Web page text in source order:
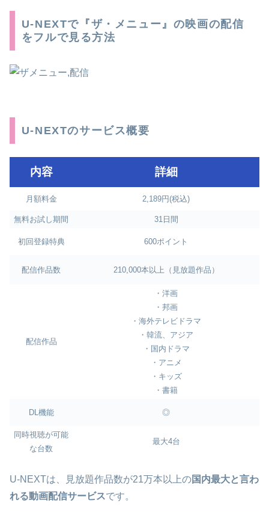
U-NEXTで『ザ・メニュー』の映画の配信
をフルで見る方法
U-NEXTのサービス概要
内容 詳細
月額料金 2,189円(税込)
無料お試し期間 31日間
初回登録特典 600ポイント
配信作品数 210,000本以上（見放題作品）
配信作品
・洋画
・邦画
・海外テレビドラマ
・韓流、アジア
・国内ドラマ
・アニメ
・キッズ
・書籍
DL機能 ◎
同時視聴が可能
な台数
最大4台
U-NEXTは、見放題作品数が21万本以上の国内最大と言わ
れる動画配信サービスです。